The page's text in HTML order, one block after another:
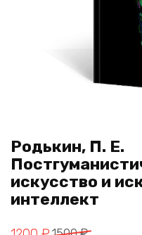
Родькин, П. Е.
искусство и
интеллект